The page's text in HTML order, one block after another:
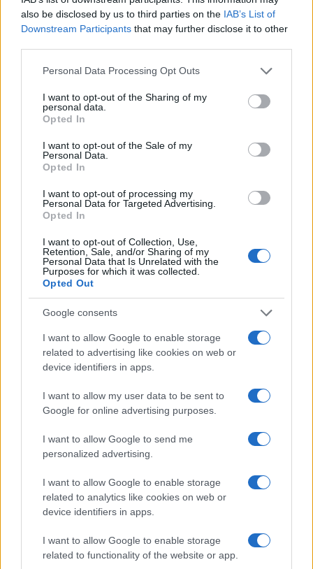
also be disclosed by us to third parties on the IAB’s List of
Downstream Participants that may further disclose it to other
Please note that this website/app uses one or more Google
not limited to your visit or usage behaviour. You may click to
grant or deny consent to Google and its third-party tags to
use your data for below specified purposes in below Google
consent section.
Personal Data Processing Opt Outs
I want to opt-out of the Sharing of my
personal data.
Opted In
I want to opt-out of the Sale of my
Personal Data.
Opted In
I want to opt-out of processing my
Personal Data for Targeted Advertising.
Opted In
I want to opt-out of Collection, Use,
Retention, Sale, and/or Sharing of my
Personal Data that Is Unrelated with the
Purposes for which it was collected.
Opted Out
Google consents
I want to allow Google to enable storage
related to advertising like cookies on web or
device identifiers in apps.
I want to allow my user data to be sent to
Google for online advertising purposes.
I want to allow Google to send me
personalized advertising.
I want to allow Google to enable storage
related to analytics like cookies on web or
device identifiers in apps.
I want to allow Google to enable storage
related to functionality of the website or app.
vantaggio dal gas. Chi viaggia carico o traina può
preferire la benzina per sfruttare ogni cavallo
disponibile. Nelle aree con pochi distributori, la
logistica del GPL può diventare scomoda; in
“rete di sicurezza” utile. Il valore residuo
dipende dalla qualità dell’installazione e dalla
documentazione: impianti curati e revisioni in
ordine favoriscono la rivendibilità.
Checklist pratica per decidere con
criterio
Per trasformare i principi in scelta concreta,
aiutano alcune verifiche rapide:
Percorrenza annuaalta percorrenza favorisce
il GPL; bassa percorrenza favorisce la benzina.
Tracciatotragitti costanti e lunghi valorizzano
il GPL; percorsi brevi e frammentati
favoriscono la benzina.
presenza di distributori GPL
lungo le rotte abituali semplifica l’uso.
Compatibilità motorescegliere impianti
adeguati e prevedere controlli su valvole e
filtri.
serbatoio e le proprie esigenze di carico.
Quando il conto economico e logistico spinge con
decisione verso il GPL, l’investimento iniziale si
trasforma in risparmio strutturale. Se invece